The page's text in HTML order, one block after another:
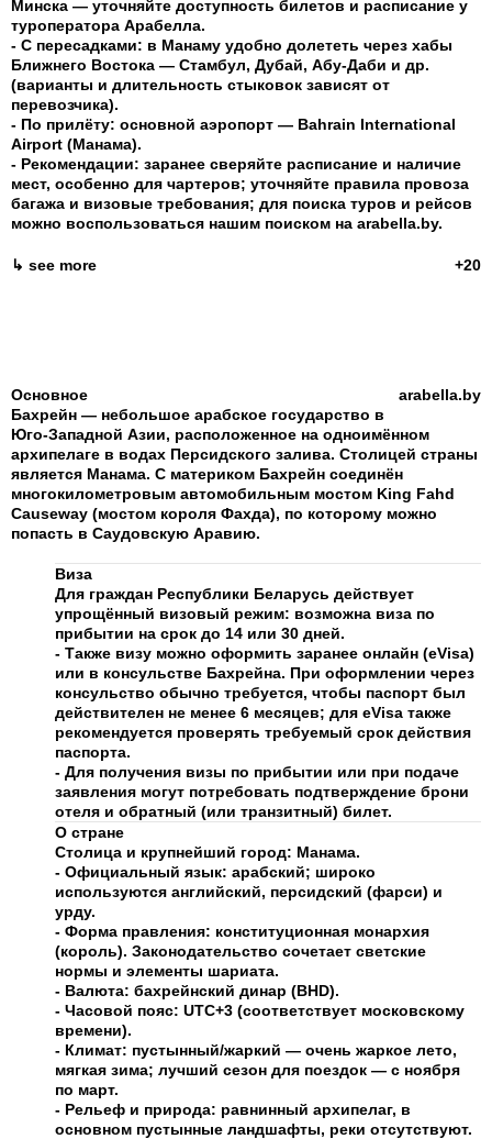
Минска — уточняйте доступность билетов и расписание у
туроператора Арабелла.
- С пересадками: в Манаму удобно долететь через хабы
Ближнего Востока — Стамбул, Дубай, Абу‑Даби и др.
(варианты и длительность стыковок зависят от
перевозчика).
- По прилёту: основной аэропорт — Bahrain International
Airport (Манама).
- Рекомендации: заранее сверяйте расписание и наличие
мест, особенно для чартеров; уточняйте правила провоза
багажа и визовые требования; для поиска туров и рейсов
можно воспользоваться нашим поиском на arabella.by.
↳ see more +20
Основное
arabella.by
Бахрейн — небольшое арабское государство в
Юго‑Западной Азии, расположенное на одноимённом
архипелаге в водах Персидского залива. Столицей страны
является Манама. С материком Бахрейн соединён
многокилометровым автомобильным мостом King Fahd
Causeway (мостом короля Фахда), по которому можно
попасть в Саудовскую Аравию.
Виза
Для граждан Республики Беларусь действует
упрощённый визовый режим: возможна виза по
прибытии на срок до 14 или 30 дней.
- Также визу можно оформить заранее онлайн (eVisa)
или в консульстве Бахрейна. При оформлении через
консульство обычно требуется, чтобы паспорт был
действителен не менее 6 месяцев; для eVisa также
рекомендуется проверять требуемый срок действия
паспорта.
- Для получения визы по прибытии или при подаче
заявления могут потребовать подтверждение брони
отеля и обратный (или транзитный) билет.
O cтране
Столица и крупнейший город: Манама.
- Официальный язык: арабский; широко
используются английский, персидский (фарси) и
урду.
- Форма правления: конституционная монархия
(король). Законодательство сочетает светские
нормы и элементы шариата.
- Валюта: бахрейнский динар (BHD).
- Часовой пояс: UTC+3 (соответствует московскому
времени).
- Климат: пустынный/жаркий — очень жаркое лето,
мягкая зима; лучший сезон для поездок — с ноября
по март.
- Рельеф и природа: равнинный архипелаг, в
основном пустынные ландшафты, реки отсутствуют.